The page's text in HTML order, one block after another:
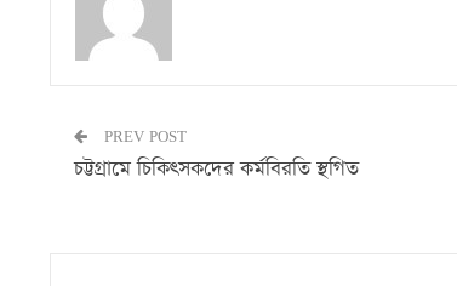
PREV POST
চট্টগ্রামে চিকিৎসকদের কর্মবিরতি স্থগিত